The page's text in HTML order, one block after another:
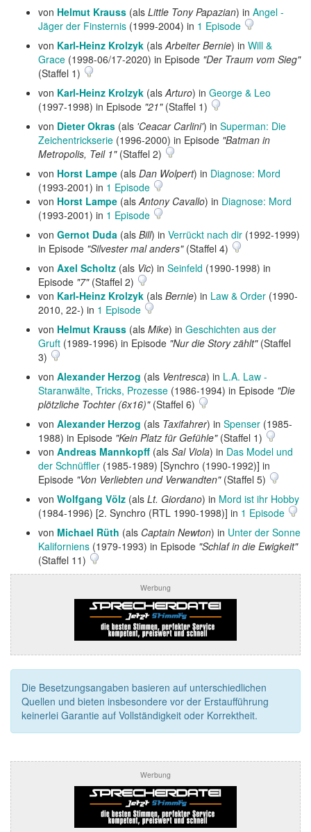
von Helmut Krauss (als Little Tony Papazian) in Angel -
Jäger der Finsternis (1999-2004) in 1 Episode
von Karl-Heinz Krolzyk (alsArbeiter Bernie) in Will &
Grace (1998-06/17-2020) in Episode "Der Traum vom Sieg"
(Staffel 1)
von Karl-Heinz Krolzyk (alsArturo) in George & Leo
(1997-1998) in Episode "21"(Staffel 1)
von Dieter Okras (als 'Ceacar Carlini') in Superman: Die
Zeichentrickserie (1996-2000) in Episode "Batman in
Metropolis, Teil 1"(Staffel 2)
von Horst Lampe (als Dan Wolpert) in Diagnose: Mord
(1993-2001) in 1 Episode
von Horst Lampe (alsAntony Cavallo) in Diagnose: Mord
(1993-2001) in 1 Episode
von Gernot Duda (als Bill) in Verrückt nach dir (1992-1999)
in Episode "Silvester mal anders"(Staffel 4)
von Axel Scholtz (als Vic) in Seinfeld (1990-1998) in
Episode "7"(Staffel 2)
von Karl-Heinz Krolzyk (als Bernie) in Law & Order (1990-
2010, 22-) in 1 Episode
von Helmut Krauss (als Mike) in Geschichten aus der
Gruft (1989-1996) in Episode "Nur die Story zählt"(Staffel
3)
von Alexander Herzog (als Ventresca) in L.A. Law -
Staranwälte, Tricks, Prozesse (1986-1994) in Episode "Die
plötzliche Tochter (6x16)"(Staffel 6)
von Alexander Herzog (als Taxifahrer) in Spenser (1985-
1988) in Episode "Kein Platz für Gefühle"(Staffel 1)
von Andreas Mannkopff (als Sal Viola) in Das Model und
der Schnüffler (1985-1989) [Synchro (1990-1992)] in
Episode "Von Verliebten und Verwandten"(Staffel 5)
von Wolfgang Völz (als Lt. Giordano) in Mord ist ihr Hobby
(1984-1996) [2. Synchro (RTL 1990-1998)] in 1 Episode
von Michael Rüth (als Captain Newton) in Unter der Sonne
Kaliforniens (1979-1993) in Episode "Schlaf in die Ewigkeit"
(Staffel 11)
Werbung
Die Besetzungsangaben basieren auf unterschiedlichen
Quellen und bieten insbesondere vor der Erstaufführung
keinerlei Garantie auf Vollständigkeit oder Korrektheit.
Werbung